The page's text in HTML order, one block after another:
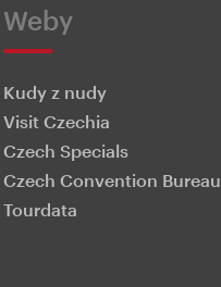
Weby
Kudy z nudy
Visit Czechia
Czech Specials
Czech Convention Bureau
Tourdata